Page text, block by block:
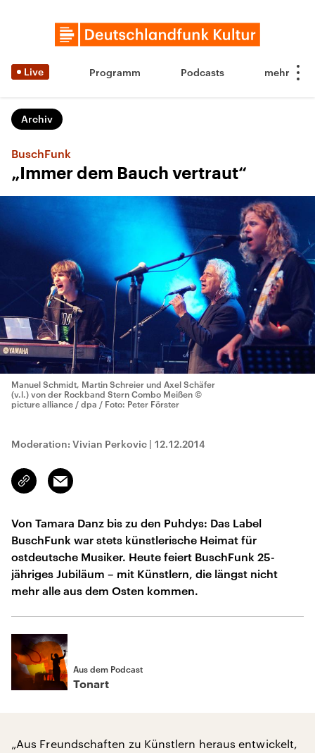
Live Programm Podcasts
Archiv
BuschFunk
„Immer dem Bauch vertraut“
Manuel Schmidt, Martin Schreier und Axel Schäfer
(v.l.) von der Rockband Stern Combo Meißen ©
picture alliance / dpa / Foto: Peter Förster
Moderation: Vivian Perkovic | 12.12.2014
Link
kopieren/teilen
Email
Von Tamara Danz bis zu den Puhdys: Das Label
BuschFunk war stets künstlerische Heimat für
ostdeutsche Musiker. Heute feiert BuschFunk 25-
jähriges Jubiläum – mit Künstlern, die längst nicht
mehr alle aus dem Osten kommen.
Aus dem Podcast
Tonart
„Aus Freundschaften zu Künstlern heraus entwickelt,